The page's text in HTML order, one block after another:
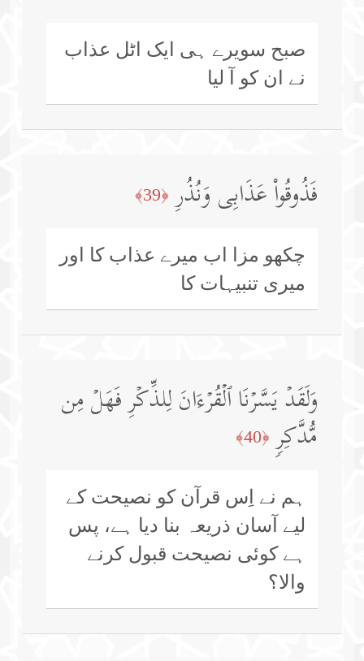
صبح سویرے ہی ایک اٹل عذاب
نے ان کو آ لیا
فَذُوقُوا۟ عَذَابِی وَنُذُرِ ﴿39﴾
چکھو مزا اب میرے عذاب کا اور
میری تنبیہات کا
وَلَقَدۡ یَسَّرۡنَا ٱلۡقُرۡءَانَ لِلذِّكۡرِ فَهَلۡ مِن
مُّدَّكِرࣲ ﴿40﴾
ہم نے اِس قرآن کو نصیحت کے
لیے آسان ذریعہ بنا دیا ہے، پس
ہے کوئی نصیحت قبول کرنے
والا؟